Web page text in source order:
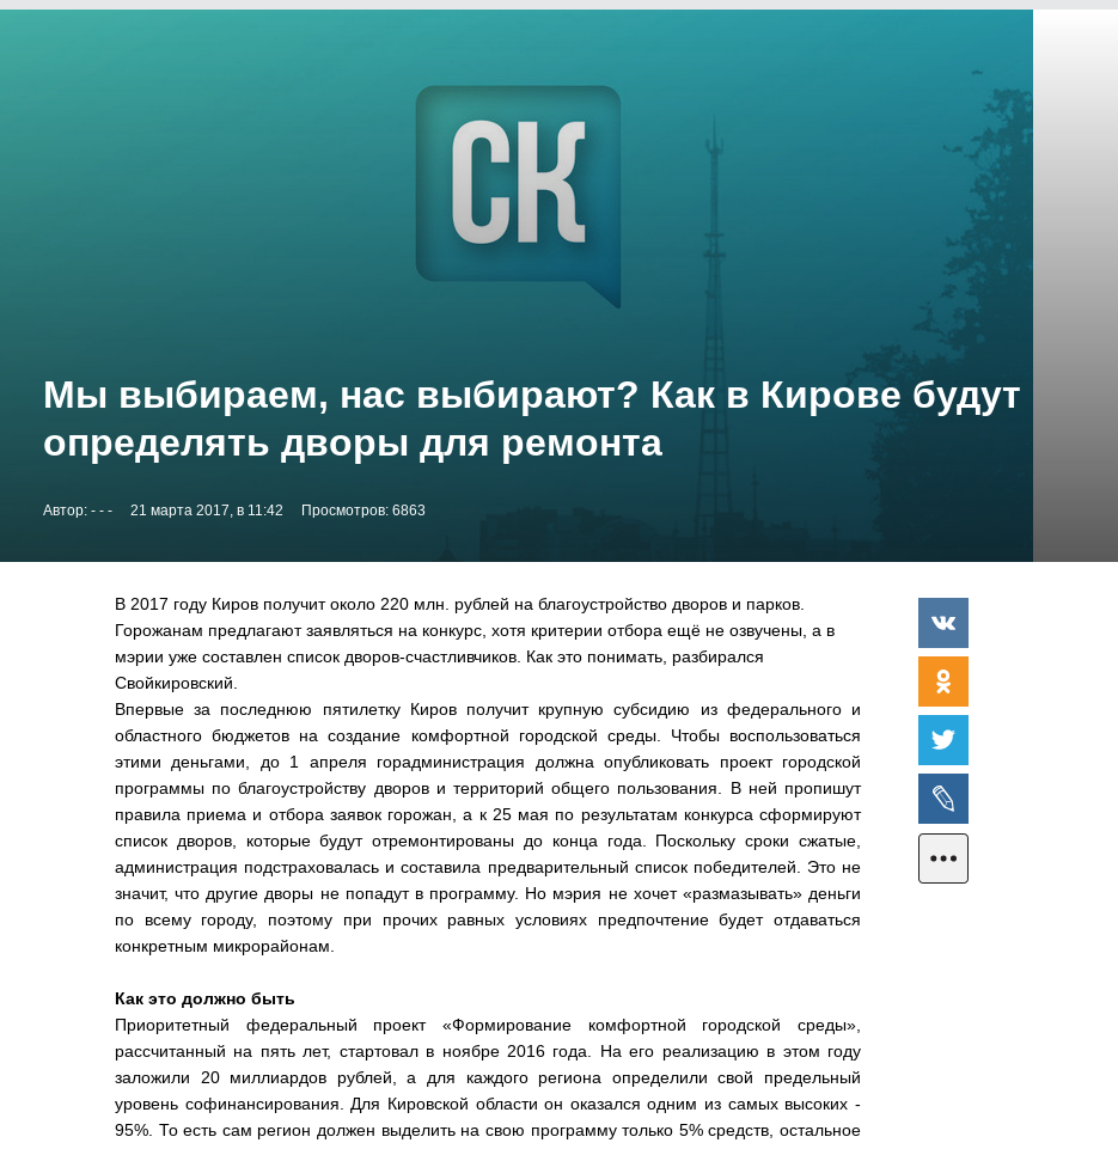
Мы выбираем, нас выбирают? Как в Кирове будут
определять дворы для ремонта
Автор: - - - 21 марта 2017, в 11:42 Просмотров: 6863
В 2017 году Киров получит около 220 млн. рублей на благоустройство дворов и парков.
Горожанам предлагают заявляться на конкурс, хотя критерии отбора ещё не озвучены, а в
мэрии уже составлен список дворов-счастливчиков. Как это понимать, разбирался
Свойкировский.
Впервые за последнюю пятилетку Киров получит крупную субсидию из федерального и
областного бюджетов на создание комфортной городской среды. Чтобы воспользоваться
этими деньгами, до 1 апреля горадминистрация должна опубликовать проект городской
программы по благоустройству дворов и территорий общего пользования. В ней пропишут
правила приема и отбора заявок горожан, а к 25 мая по результатам конкурса сформируют
список дворов, которые будут отремонтированы до конца года. Поскольку сроки сжатые,
администрация подстраховалась и составила предварительный список победителей. Это не
значит, что другие дворы не попадут в программу. Но мэрия не хочет «размазывать» деньги
по всему городу, поэтому при прочих равных условиях предпочтение будет отдаваться
конкретным микрорайонам.
Как это должно быть
Приоритетный федеральный проект «Формирование комфортной городской среды»,
рассчитанный на пять лет, стартовал в ноябре 2016 года. На его реализацию в этом году
заложили 20 миллиардов рублей, а для каждого региона определили свой предельный
уровень софинансирования. Для Кировской области он оказался одним из самых высоких -
95%. То есть сам регион должен выделить на свою программу только 5% средств, остальное